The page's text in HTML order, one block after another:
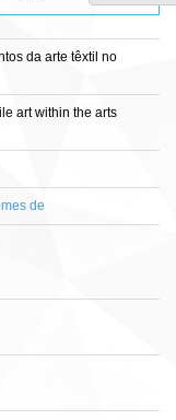
da arte têxtil no
art within the arts
de